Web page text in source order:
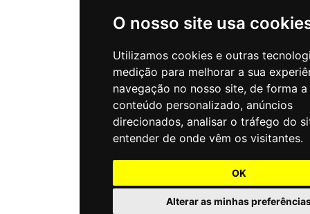
O nosso site usa
Utilizamos cookies e outras
medição para melhorar a sua
navegação no nosso site, de forma
conteúdo personalizado, anúncios
direcionados, analisar o tráfego do
entender de onde vêm os visitantes.
OK
Alterar as minhas